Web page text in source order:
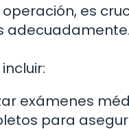
es
adecuadamente.
exámenes
para